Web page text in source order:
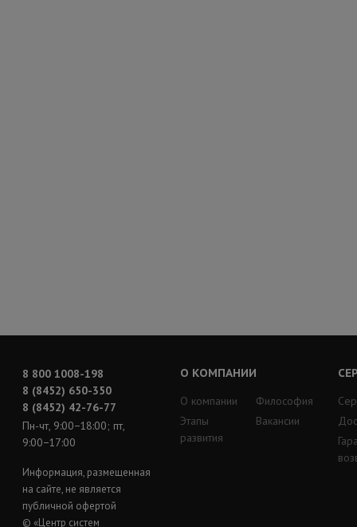
8 800 1008-198
8 (8452) 650-350
8 (8452) 42-76-77
Пн-чт, 9:00−18:00; пт,
9:00−17:00
Информация, размещенная
на сайте, не является
публичной офертой
© «Центр систем
О КОМПАНИИ
О компании
Этапы
развития
Философия
Вакансии